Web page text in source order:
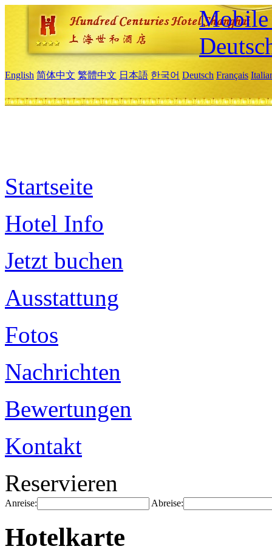
Mobile
English 简体中文 繁體中文 日本語 한국어 Deutsch Français
Startseite
Hotel Info
Jetzt buchen
Ausstattung
Fotos
Nachrichten
Bewertungen
Kontakt
Reservieren
Anreise: Abreise:
Hotelkarte